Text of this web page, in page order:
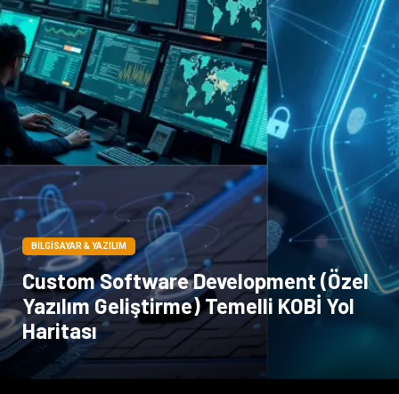
BILGISAYAR & YAZILIM
Custom Software Development (Özel
Yazılım Geliştirme) Temelli KOBİ Yol
Haritası